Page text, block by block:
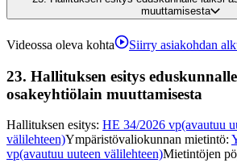
muuttamisesta
Videossa oleva kohta Siirry asiakohdan
23. Hallituksen esitys
osakeyhtiölain muuttamisesta
Hallituksen esitys: HE 34/2026 vp(avautuu
välilehteen)Ympäristövaliokunnan mietintö:
vp(avautuu uuteen välilehteen)Mietintöjen